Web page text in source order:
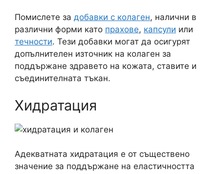
Помислете за добавки с колаген, налични в
различни форми като прахове, капсули или
течности. Тези добавки могат да осигурят
допълнителен източник на колаген за
поддържане здравето на кожата, ставите и
съединителната тъкан.
Хидратация
Адекватната хидратация е от съществено
значение за поддържане на еластичността